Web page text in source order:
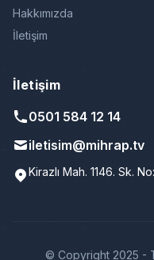
Hakkımızda
İletişim
İletişim
0501 584 12 14
iletisim@mihrap.tv
Kirazlı Mah. 1146. Sk.
© Copyright 2025 -